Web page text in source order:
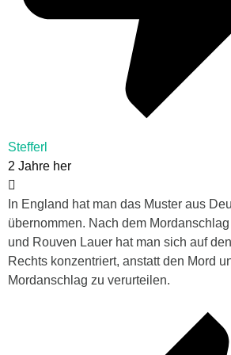
Stefferl
2 Jahre her
In England hat man das Muster aus
übernommen. Nach dem
und Rouven Lauer hat man sich auf
Rechts konzentriert, anstatt den Mord
Mordanschlag zu verurteilen.